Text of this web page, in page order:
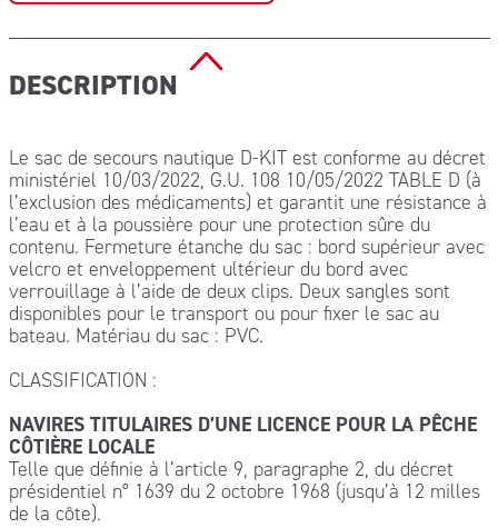
DESCRIPTION
Le sac de secours nautique D-KIT est conforme au décret
ministériel 10/03/2022, G.U. 108 10/05/2022 TABLE D (à
l’exclusion des médicaments) et garantit une résistance à
l’eau et à la poussière pour une protection sûre du
contenu. Fermeture étanche du sac : bord supérieur avec
velcro et enveloppement ultérieur du bord avec
verrouillage à l’aide de deux clips. Deux sangles sont
disponibles pour le transport ou pour fixer le sac au
bateau. Matériau du sac : PVC.
CLASSIFICATION :
NAVIRES TITULAIRES D’UNE LICENCE POUR LA PÊCHE
CÔTIÈRE LOCALE
Telle que définie à l’article 9, paragraphe 2, du décret
présidentiel n° 1639 du 2 octobre 1968 (jusqu’à 12 milles
de la côte).